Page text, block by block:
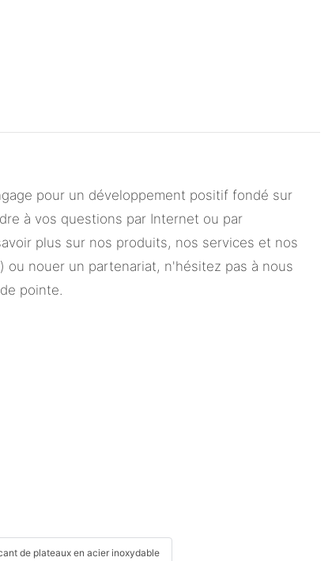
pour un développement positif fondé sur
à vos questions par Internet ou par
plus sur nos produits, nos services et nos
nouer un partenariat, n'hésitez pas à nous
pointe.
de plateaux en acier inoxydable